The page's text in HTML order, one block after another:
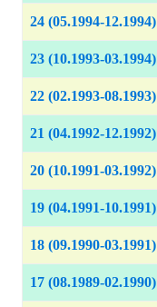
24 (05.1994-12.1994)
23 (10.1993-03.1994)
22 (02.1993-08.1993)
21 (04.1992-12.1992)
20 (10.1991-03.1992)
19 (04.1991-10.1991)
18 (09.1990-03.1991)
17 (08.1989-02.1990)